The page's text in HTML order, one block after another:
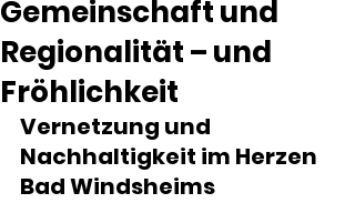
Gemeinschaft und
Regionalität – und
Fröhlichkeit
Vernetzung und
Nachhaltigkeit im Herzen
Bad Windsheims